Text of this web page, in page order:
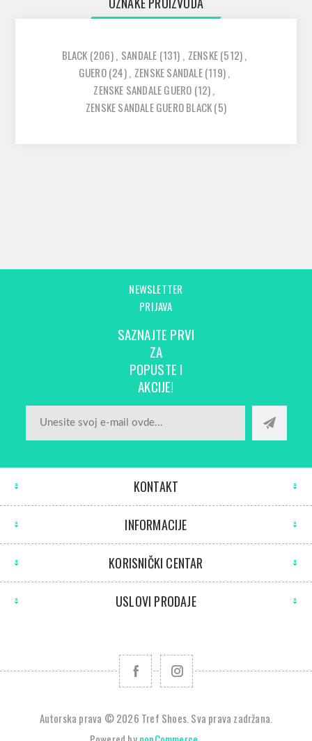
BLACK (206), SANDALE (131) , ZENSKE(512),
GUERO(24), ZENSKE SANDALE(119),
ZENSKE SANDALE GUERO (12),
ZENSKE SANDALE GUERO BLACK(5)
NEWSLETTER
PRIJAVA
SAZNAJTE PRVI
ZA
POPUSTE I
AKCIJE!
KONTAKT
INFORMACIJE
KORISNIČKI CENTAR
USLOVI PRODAJE
Autorska prava © 2026 Tref Shoes. Sva prava zadržana.